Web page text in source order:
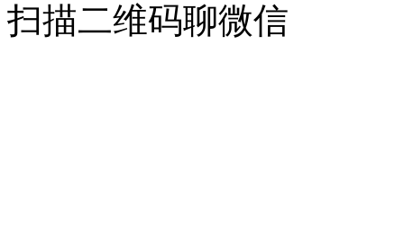
扫描二维码聊微信